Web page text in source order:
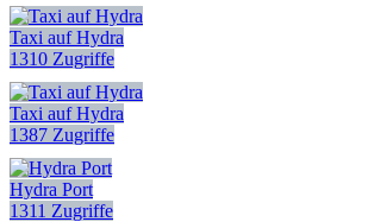
Taxi auf Hydra
1310 Zugriffe
Taxi auf Hydra
1387 Zugriffe
Hydra Port
1311 Zugriffe